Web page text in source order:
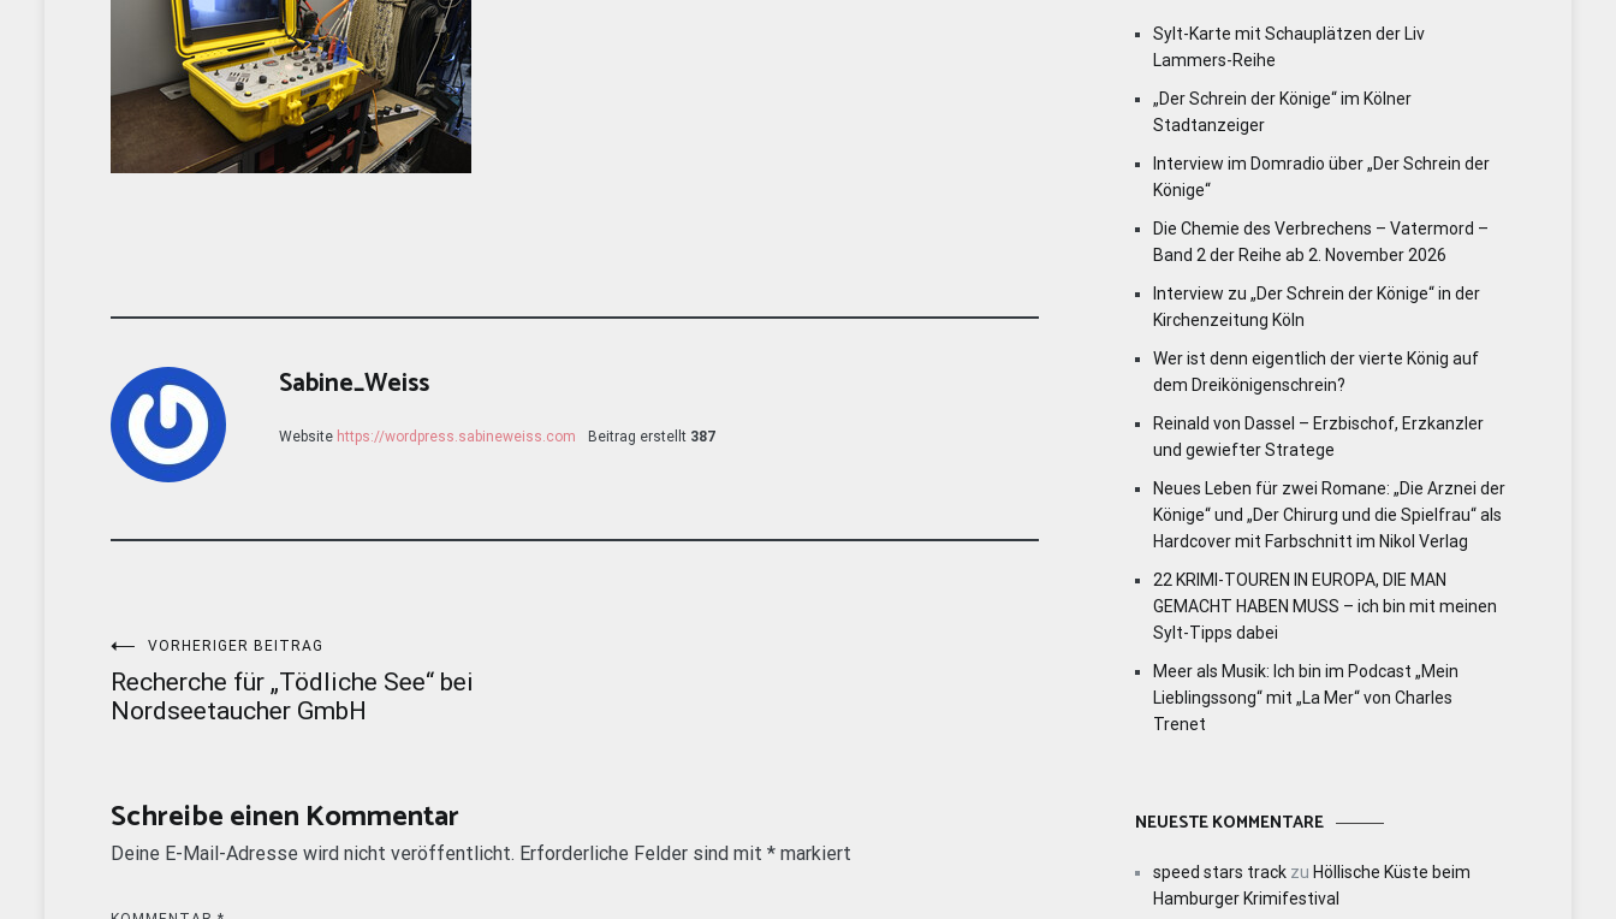
Sabine_Weiss
Website https://wordpress.sabineweiss.com Beitrag erstellt 387
Beitragsnavigation
VORHERIGER BEITRAG
Recherche für „Tödliche See“ bei
Nordseetaucher GmbH
Schreibe einen Kommentar
Deine E-Mail-Adresse wird nicht veröffentlicht. Erforderliche Felder sind mit * markiert
Sylt-Karte mit Schauplätzen der Liv
Lammers-Reihe
„Der Schrein der Könige“ im Kölner
Stadtanzeiger
Interview im Domradio über „Der Schrein der
Könige“
Die Chemie des Verbrechens – Vatermord –
Band 2 der Reihe ab 2. November 2026
Interview zu „Der Schrein der Könige“ in der
Kirchenzeitung Köln
Wer ist denn eigentlich der vierte König auf
dem Dreikönigenschrein?
Reinald von Dassel – Erzbischof, Erzkanzler
und gewiefter Stratege
Neues Leben für zwei Romane: „Die Arznei der
Könige“ und „Der Chirurg und die Spielfrau“ als
Hardcover mit Farbschnitt im Nikol Verlag
22 KRIMI-TOUREN IN EUROPA, DIE MAN
GEMACHT HABEN MUSS – ich bin mit meinen
Sylt-Tipps dabei
Meer als Musik: Ich bin im Podcast „Mein
Lieblingssong“ mit „La Mer“ von Charles
Trenet
NEUESTE KOMMENTARE
speed stars track zu Höllische Küste beim
Hamburger Krimifestival